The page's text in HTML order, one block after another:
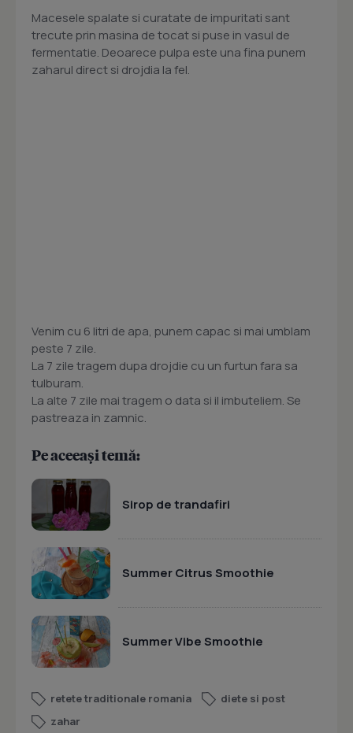
Macesele spalate si curatate de impuritati sant
trecute prin masina de tocat si puse in vasul de
fermentatie. Deoarece pulpa este una fina punem
zaharul direct si drojdia la fel.
Venim cu 6 litri de apa, punem capac si mai umblam
peste 7 zile.
La 7 zile tragem dupa drojdie cu un furtun fara sa
tulburam.
La alte 7 zile mai tragem o data si il imbuteliem. Se
pastreaza in zamnic.
Pe aceeași temă:
Sirop de trandafiri
Summer Citrus Smoothie
Summer Vibe Smoothie
retete traditionale romania
diete si post
zahar